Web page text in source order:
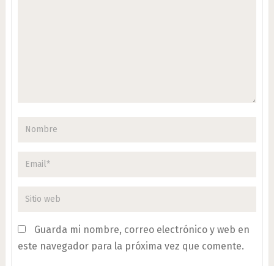
Guarda mi nombre, correo electrónico y web en
este navegador para la próxima vez que comente.